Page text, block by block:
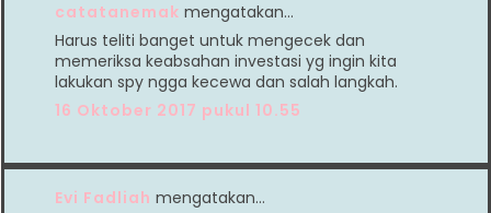
catatanemak mengatakan…
Harus teliti banget untuk mengecek dan
memeriksa keabsahan investasi yg ingin kita
lakukan spy ngga kecewa dan salah langkah.
16 Oktober 2017 pukul 10.55
Evi Fadliah mengatakan…